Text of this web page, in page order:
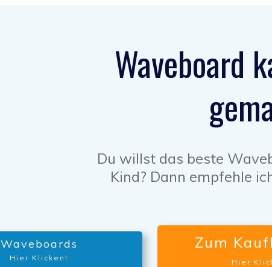
Waveboard
Du willst das beste
Kind? Dann empfehle
Waveboards
Hier Klicken!
Zum
Hier